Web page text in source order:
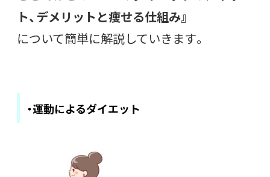
ト、デメリットと痩せる仕組み』
について簡単に解説していきます。
・運動によるダイエット